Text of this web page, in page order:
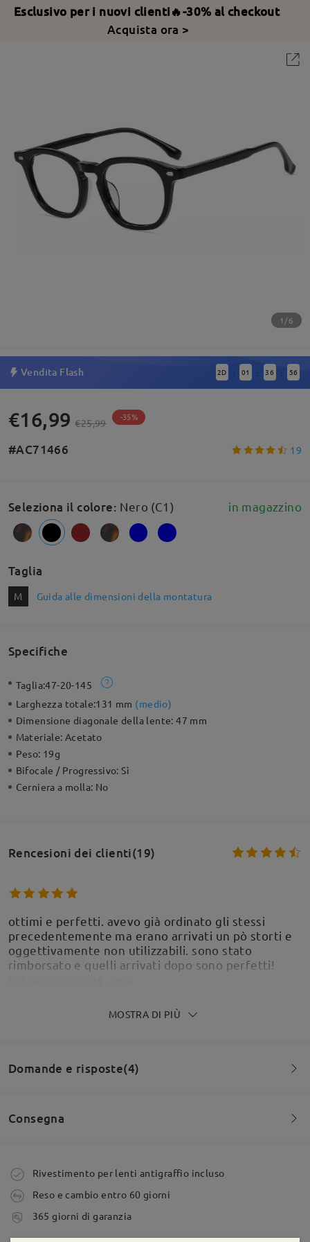
Esclusivo per i nuovi clienti🔥-30% al checkout
Acquista ora >
1/6
Vendita Flash 2D : 01 : 36 : 55
€16,99 €25,99 -35%
#AC71466 19
Seleziona il colore: Nero (C1) in magazzino
Taglia
M Guida alle dimensioni della montatura
Specifiche
Taglia:47-20-145
Larghezza totale:131 mm (medio)
Dimensione diagonale della lente:47 mm
Materiale:Acetato
Peso: 19g
Bifocale / Progressivo:Sì
Cerniera a molla: No
Rencesioni dei clienti(19)
ottimi e perfetti. avevo già ordinato gli stessi
precedentemente ma erano arrivati un pò storti e
oggettivamente non utilizzabili. sono stato
rimborsato e quelli arrivati dopo sono perfetti!
Ho ricevuto gli occhiali con lenti progressive, da
lontano vanno bene ma la visione da vicino è
differenza di lenti enorme. Gli consiglio comò
recensioni
MOSTRA DI PIÙ
Domande e risposte(4)
colore blu ( C 3), grazie! Mi fornite le dimensioni?
da LUIGI su May 25 , 2026
Consegna
Ordine effettuato
tempi di spedizione
Rivestimento per lenti antigraffio incluso
Reso e cambio entro 60 giorni
365 giorni di garanzia